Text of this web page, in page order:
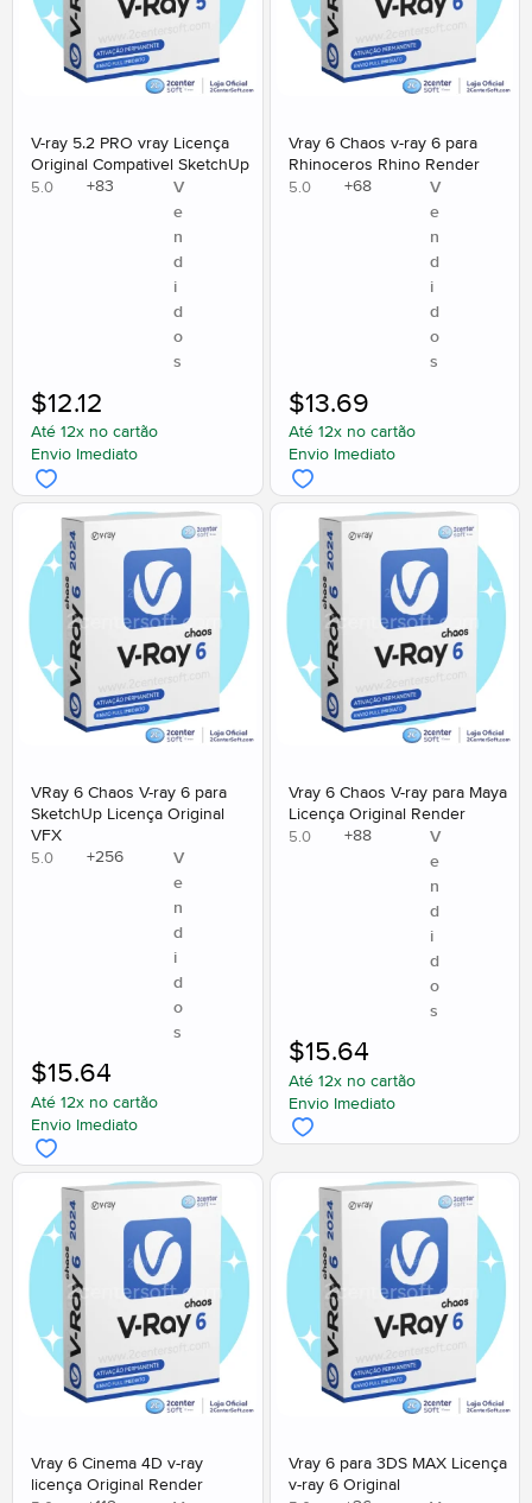
V-ray 5.2 PRO vray Licença
Original Compativel SketchUp
5.0 +83
V
e
n
d
i
d
o
s
Até 12x no cartão
Envio Imediato
$12.12
Vray 6 Chaos v-ray 6 para
Rhinoceros Rhino Render
5.0 +68
V
e
n
d
i
d
o
s
Até 12x no cartão
Envio Imediato
$13.69
VRay 6 Chaos V-ray 6 para
SketchUp Licença Original
VFX
5.0 +256
V
e
n
d
i
d
o
s
Até 12x no cartão
Envio Imediato
$15.64
Vray 6 Chaos V-ray para Maya
Licença Original Render
5.0 +88
V
e
n
d
i
d
o
s
Até 12x no cartão
Envio Imediato
$15.64
Vray 6 Cinema 4D v-ray
licença Original Render
Vray 6 para 3DS MAX Licença
v-ray 6 Original